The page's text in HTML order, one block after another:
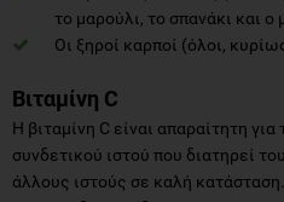
το μαρούλι, το σπανάκι και ο
Οι ξηροί καρποί (όλοι,
Βιταμίνη C
Η βιταμίνη C είναι απαραίτητη
συνδετικού ιστού που διατηρεί
άλλους ιστούς σε καλή